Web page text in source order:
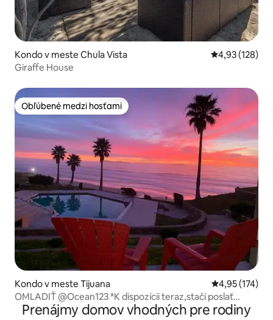
Kondo v meste Chula Vista Priemerné
4,93 (128)
Giraffe House
Obľúbené medzi hosťami
Obľúbené medzi hosťami
Kondo v meste Tijuana Priemerné
4,95 (174)
OMLADIŤ @Ocean123 *K dispozícii teraz,stačí poslať
správu*
Prenájmy domov vhodných pre rodiny